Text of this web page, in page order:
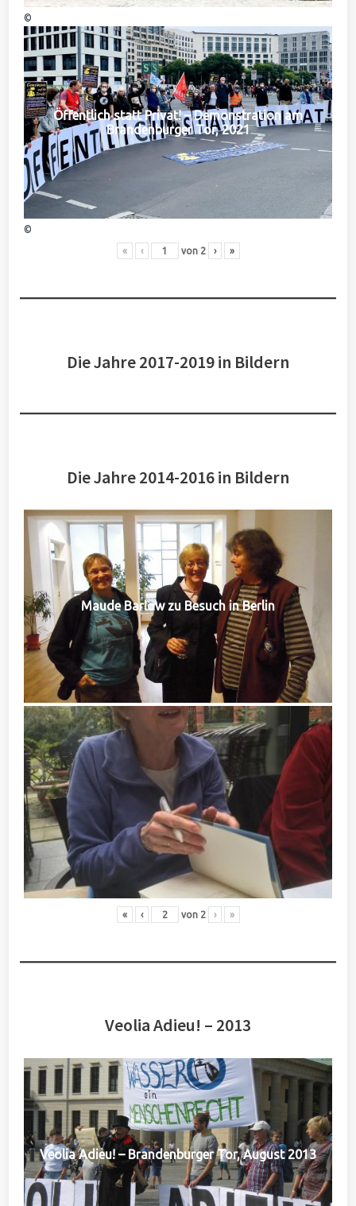
©
Öffentlich statt Privat! – Demonstration am
Brandenburger Tor, 2021
©
« ‹ von 2 › »
Die Jahre 2017-2019 in Bildern
Die Jahre 2014-2016 in Bildern
Maude Barlow zu Besuch in Berlin
« ‹ von 2 › »
Veolia Adieu! – 2013
Veolia Adieu! – Brandenburger Tor, August 2013